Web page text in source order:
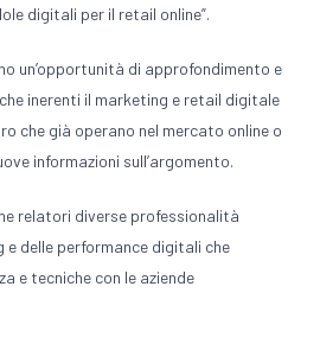
digitali per il retail online”.
un’opportunità di approfondimento e
inerenti il marketing e retail digitale
che già operano nel mercato online o
informazioni sull’argomento.
relatori diverse professionalità
e delle performance digitali che
e tecniche con le aziende